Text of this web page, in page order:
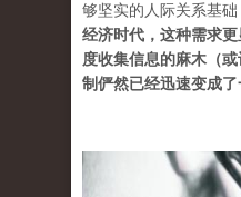
够坚实的人际关系基
经济时代，这种需求
度收集信息的麻木（
制俨然已经迅速变成